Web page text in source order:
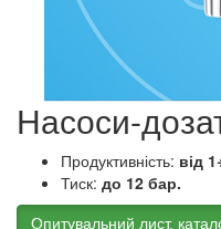
Насоси-
Продуктивність: від
Тиск: до 12 бар.
Опитувальний лист,